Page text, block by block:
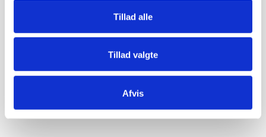
Tillad alle
Tillad valgte
Afvis